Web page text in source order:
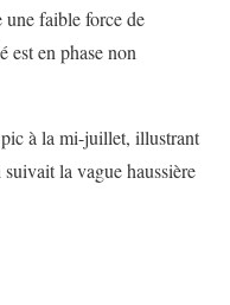
faible force de
est en phase non
à la mi-juillet, illustrant
la vague haussière